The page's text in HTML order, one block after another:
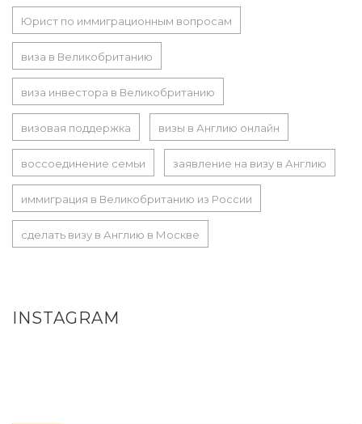
Юрист по иммиграционным вопросам
виза в Великобританию
виза инвестора в Великобританию
визовая поддержка визы в Англию онлайн
воссоединение семьи заявление на визу в Англию
иммиграция в Великобританию из России
сделать визу в Англию в Москве
INSTAGRAM